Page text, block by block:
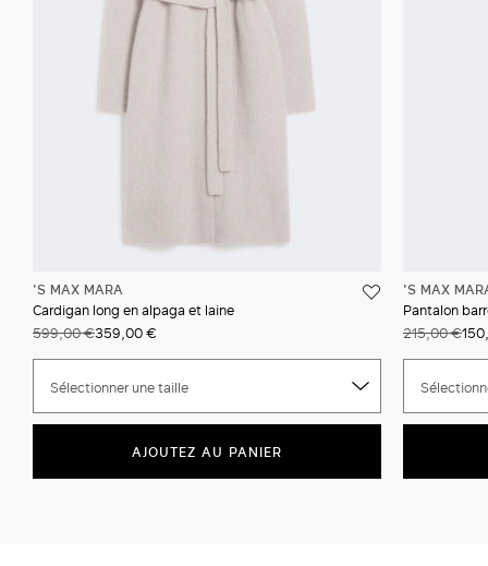
'S MAX MARA
Cardigan long en alpaga et laine
599,00 €359,00 €
Sélectionner une taille
AJOUTEZ AU PANIER
'S MAX
Pantalon
215,00 €